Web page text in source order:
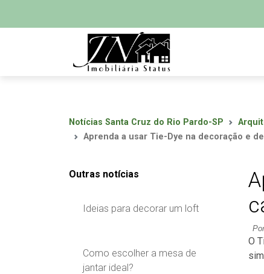
Notícias Santa Cruz do Rio Pardo-SP
Aprenda a usar Tie-Dye na decoração e
Outras notícias
Ideias para decorar um loft
Como escolher a mesa de
jantar ideal?
O